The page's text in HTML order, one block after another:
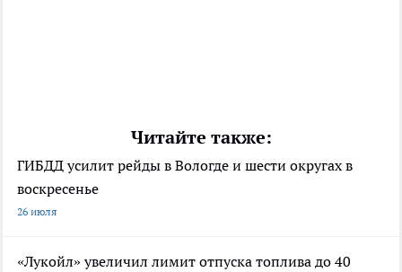
Читайте также:
ГИБДД усилит рейды в Вологде и шести округах в
воскресенье
26 июля
«Лукойл» увеличил лимит отпуска топлива до 40